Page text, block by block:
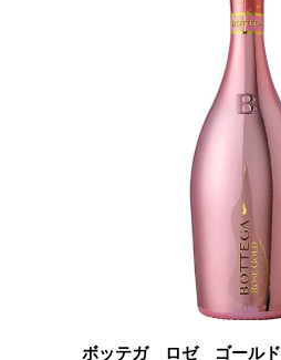
ボッテガ ロゼ ゴールド